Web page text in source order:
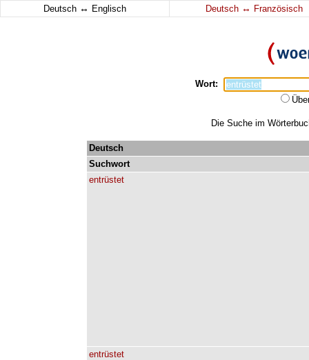
Deutsch ↔ Englisch Deutsch ↔ Französisch
Wort:
Die Suche im
Deutsch
Suchwort
entrüstet
entrüstet